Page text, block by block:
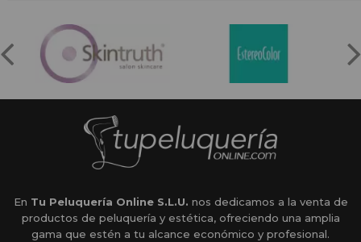
En Tu Peluquería Online S.L.U. nos dedicamos a la venta de
productos de peluquería y estética, ofreciendo una amplia
gama que estén a tu alcance económico y profesional.